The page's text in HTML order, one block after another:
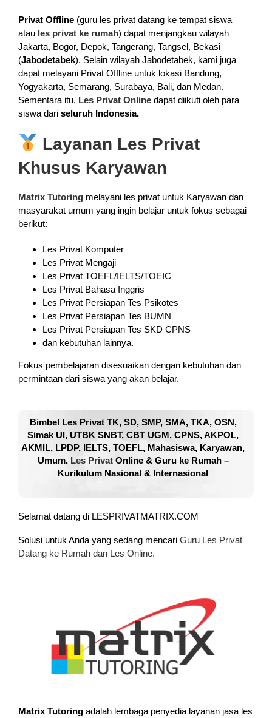
Privat Offline(guru les privat datang ke tempat siswa
ataules privat ke rumah) dapat menjangkau wilayah
Jakarta, Bogor, Depok, Tangerang, Tangsel, Bekasi
(Jabodetabek). Selain wilayah Jabodetabek, kami juga
dapat melayani Privat Offline untuk lokasi Bandung,
Yogyakarta, Semarang, Surabaya, Bali, dan Medan.
Sementara itu, Les Privat Onlinedapat diikuti oleh para
siswa dari seluruh Indonesia.
Layanan Les Privat
Khusus Karyawan
Matrix Tutoring melayani les privat untuk Karyawan dan
masyarakat umum yang ingin belajar untuk fokus sebagai
berikut:
Les Privat Komputer
Les Privat Mengaji
Les Privat TOEFL/IELTS/TOEIC
Les Privat Bahasa Inggris
Les Privat Persiapan Tes Psikotes
Les Privat Persiapan Tes BUMN
Les Privat Persiapan Tes SKD CPNS
dan kebutuhan lainnya.
Fokus pembelajaran disesuaikan dengan kebutuhan dan
permintaan dari siswa yang akan belajar.
Bimbel Les Privat TK, SD, SMP, SMA, TKA, OSN,
Simak UI, UTBK SNBT, CBT UGM, CPNS, AKPOL,
AKMIL, LPDP, IELTS, TOEFL, Mahasiswa, Karyawan,
Umum. Les PrivatOnline & Guru ke Rumah –
Kurikulum Nasional & Internasional
Selamat datang di LESPRIVATMATRIX.COM
Solusi untuk Anda yang sedang mencari Guru Les Privat
Datang ke Rumah dan Les Online.
Matrix Tutoring adalah lembaga penyedia layanan jasa les